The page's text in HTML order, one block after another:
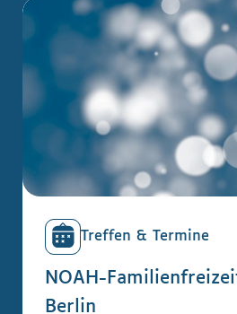
Treffen & Termine
NOAH-
Berlin